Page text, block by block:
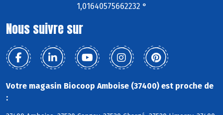
1,01640575662232 °
Nous suivre sur
Votre magasin Biocoop Amboise (37400) est proche de
: